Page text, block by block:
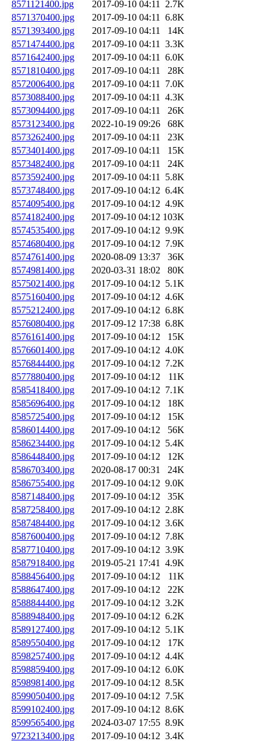
8571121400.jpg
2017-09-10 04:11 2.7K
8571370400.jpg
2017-09-10 04:11 6.8K
8571393400.jpg
2017-09-10 04:11
14K
8571474400.jpg
2017-09-10 04:11 3.3K
8571642400.jpg
2017-09-10 04:11 6.0K
8571810400.jpg
2017-09-10 04:11
28K
8572006400.jpg
2017-09-10 04:11 7.0K
8573088400.jpg
2017-09-10 04:11 4.3K
8573094400.jpg
2017-09-10 04:11
26K
8573123400.jpg
2022-10-19 09:26
68K
8573262400.jpg
2017-09-10 04:11
23K
8573401400.jpg
2017-09-10 04:11
15K
8573482400.jpg
2017-09-10 04:11
24K
8573592400.jpg
2017-09-10 04:11 5.8K
8573748400.jpg
2017-09-10 04:12 6.4K
8574095400.jpg
2017-09-10 04:12 4.9K
8574182400.jpg
2017-09-10 04:12 103K
8574535400.jpg
2017-09-10 04:12 9.9K
8574680400.jpg
2017-09-10 04:12 7.9K
8574761400.jpg
2020-08-09 13:37
36K
8574981400.jpg
2020-03-31 18:02
80K
8575021400.jpg
2017-09-10 04:12 5.1K
8575160400.jpg
2017-09-10 04:12 4.6K
8575212400.jpg
2017-09-10 04:12 6.8K
8576080400.jpg
2017-09-12 17:38 6.8K
8576161400.jpg
2017-09-10 04:12
15K
8576601400.jpg
2017-09-10 04:12 4.0K
8576844400.jpg
2017-09-10 04:12 7.2K
8577880400.jpg
2017-09-10 04:12
11K
8585418400.jpg
2017-09-10 04:12 7.1K
8585696400.jpg
2017-09-10 04:12
18K
8585725400.jpg
2017-09-10 04:12
15K
8586014400.jpg
2017-09-10 04:12
56K
8586234400.jpg
2017-09-10 04:12 5.4K
8586448400.jpg
2017-09-10 04:12
12K
8586703400.jpg
2020-08-17 00:31
24K
8586755400.jpg
2017-09-10 04:12 9.0K
8587148400.jpg
2017-09-10 04:12
35K
8587258400.jpg
2017-09-10 04:12 2.8K
8587484400.jpg
2017-09-10 04:12 3.6K
8587600400.jpg
2017-09-10 04:12 7.8K
8587710400.jpg
2017-09-10 04:12 3.9K
8587918400.jpg
2019-05-21 17:41 4.9K
8588456400.jpg
2017-09-10 04:12
11K
8588647400.jpg
2017-09-10 04:12
22K
8588844400.jpg
2017-09-10 04:12 3.2K
8588948400.jpg
2017-09-10 04:12 6.2K
8589127400.jpg
2017-09-10 04:12 5.1K
8589550400.jpg
2017-09-10 04:12
17K
8598257400.jpg
2017-09-10 04:12 4.4K
8598859400.jpg
2017-09-10 04:12 6.0K
8598981400.jpg
2017-09-10 04:12 8.5K
8599050400.jpg
2017-09-10 04:12 7.5K
8599102400.jpg
2017-09-10 04:12 8.6K
8599565400.jpg
2024-03-07 17:55 8.9K
9723213400.jpg
2017-09-10 04:12 3.4K